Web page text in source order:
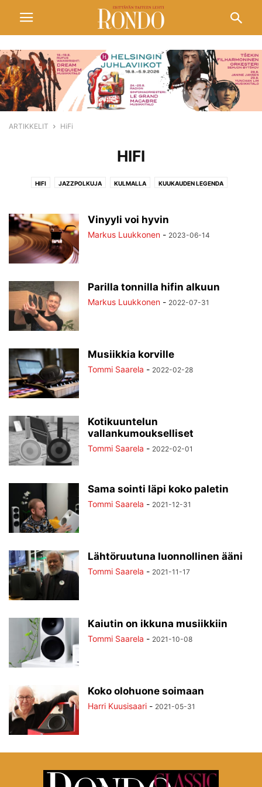
ARTIKKELIT HiFi
HIFI
HIFI JAZZPOLKUJA KULMALLA KUUKAUDEN LEGENDA
SIVUSILMINVinyyli voi hyvin
Markus Luukkonen - 2023-06-14
Parilla tonnilla hifin alkuun
Markus Luukkonen - 2022-07-31
Musiikkia korville
Tommi Saarela - 2022-02-28
Kotikuuntelun
vallankumoukselliset
Tommi Saarela - 2022-02-01
Sama sointi läpi koko paletin
Tommi Saarela - 2021-12-31
Lähtöruutuna luonnollinen ääni
Tommi Saarela - 2021-11-17
Kaiutin on ikkuna musiikkiin
Tommi Saarela - 2021-10-08
Koko olohuone soimaan
Harri Kuusisaari - 2021-05-31